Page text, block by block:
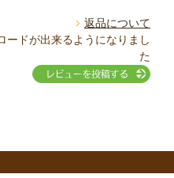
返品について
ードが出来るようになりまし
た